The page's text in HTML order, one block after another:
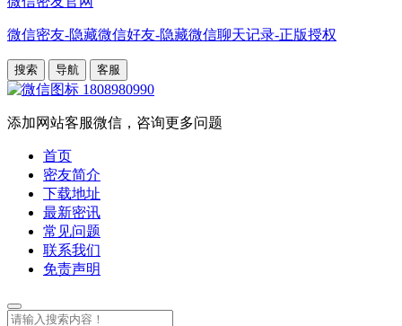
微信密友-隐藏微信好友-隐藏微信聊天记录-正版授权
搜索 导航 客服
1808980990
添加网站客服微信，咨询更多问题
首页
密友简介
下载地址
最新密讯
常见问题
联系我们
免责声明
搜